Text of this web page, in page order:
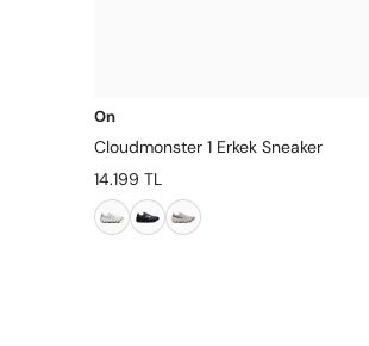
On
Cloudmonster 1 Erkek Sneaker
14.199 TL